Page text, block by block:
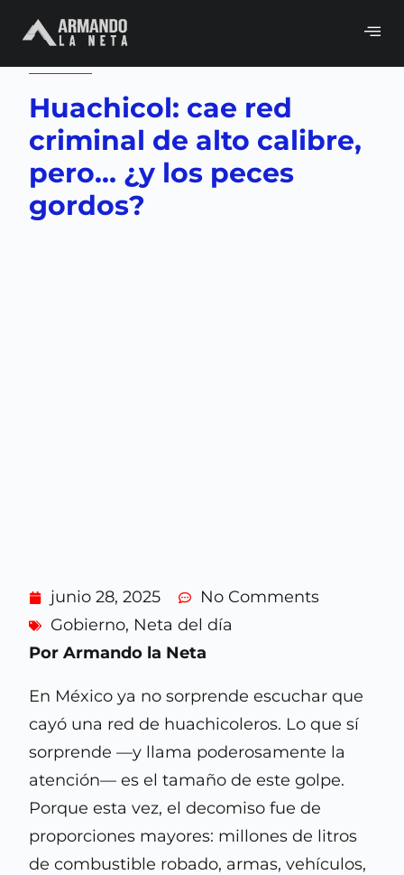
Volver a Gobierno
Huachicol: cae red
criminal de alto calibre,
pero… ¿y los peces
gordos?
junio 28, 2025
No Comments
Gobierno, Neta del día
Por Armando la Neta
En México ya no sorprende escuchar que
cayó una red de huachicoleros. Lo que sí
sorprende —y llama poderosamente la
atención— es el tamaño de este golpe.
Porque esta vez, el decomiso fue de
proporciones mayores: millones de litros
de combustible robado, armas, vehículos,